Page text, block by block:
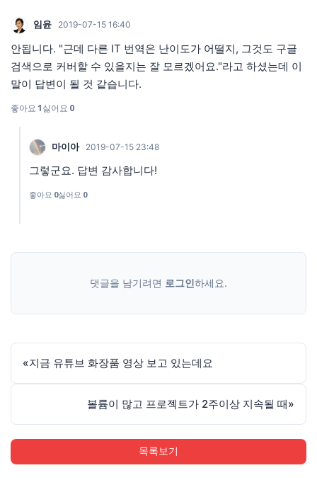
임윤 2019-07-15 16:40
안됩니다. "근데 다른 IT 번역은 난이도가 어떨지, 그것도 구글
검색으로 커버할 수 있을지는 잘 모르겠어요."라고 하셨는데 이
말이 답변이 될 것 같습니다.
좋아요1싫어요 0
마이아 2019-07-15 23:48
그렇군요. 답변 감사합니다!
좋아요 0싫어요 0
댓글을 남기려면 로그인하세요.
«지금 유튜브 화장품 영상 보고 있는데요
볼륨이 많고 프로젝트가 2주이상 지속될 때»
목록보기